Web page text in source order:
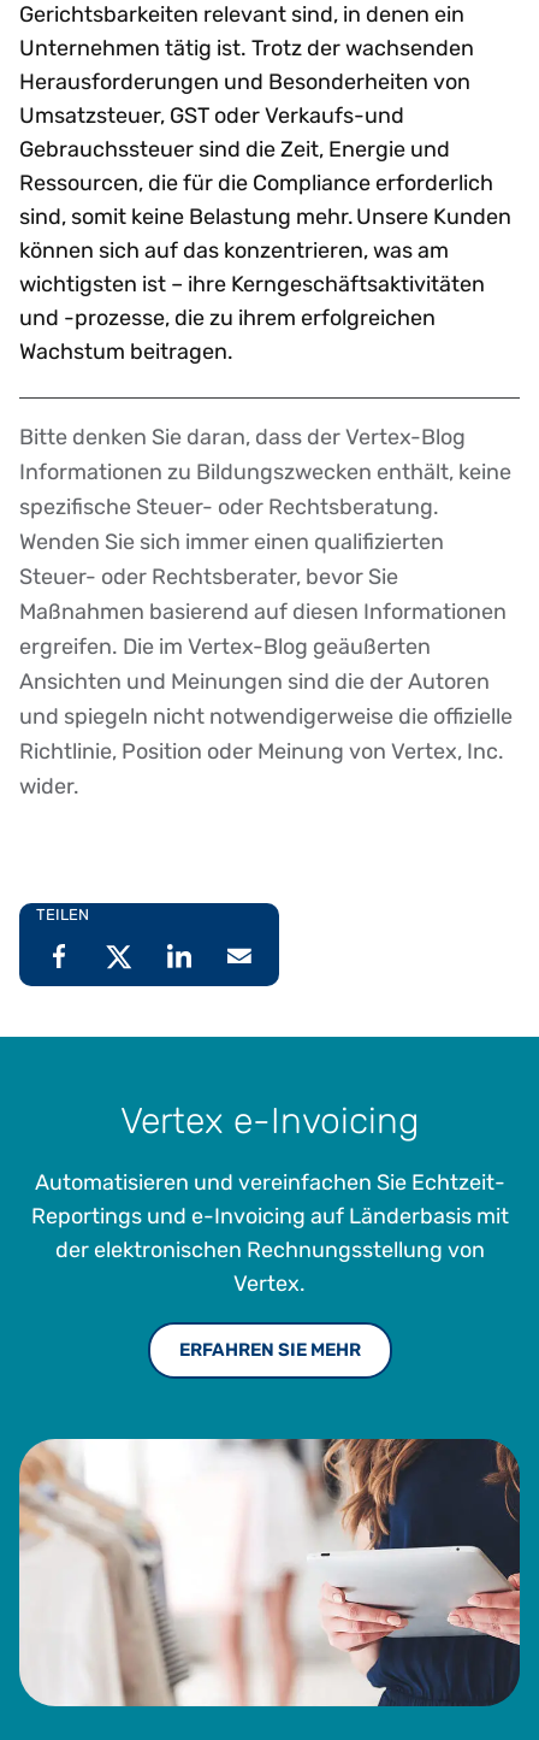
Gerichtsbarkeiten relevant sind, in denen ein
Unternehmen tätig ist. Trotz der wachsenden
Herausforderungen und Besonderheiten von
Umsatzsteuer, GST oder Verkaufs-und
Gebrauchssteuer sind die Zeit, Energie und
Ressourcen, die für die Compliance erforderlich
sind, somit keine Belastung mehr. Unsere Kunden
können sich auf das konzentrieren, was am
wichtigsten ist – ihre Kerngeschäftsaktivitäten
und -prozesse, die zu ihrem erfolgreichen
Wachstum beitragen.
Disclaimer
Bitte denken Sie daran, dass der Vertex-Blog
Informationen zu Bildungszwecken enthält, keine
spezifische Steuer- oder Rechtsberatung.
Wenden Sie sich immer einen qualifizierten
Steuer- oder Rechtsberater, bevor Sie
Maßnahmen basierend auf diesen Informationen
ergreifen. Die im Vertex-Blog geäußerten
Ansichten und Meinungen sind die der Autoren
und spiegeln nicht notwendigerweise die offizielle
Richtlinie, Position oder Meinung von Vertex, Inc.
wider.
TEILEN
Vertex e-Invoicing
Automatisieren und vereinfachen Sie Echtzeit-
Reportings und e-Invoicing auf Länderbasis mit
der elektronischen Rechnungsstellung von
Vertex.
ERFAHREN SIE MEHR